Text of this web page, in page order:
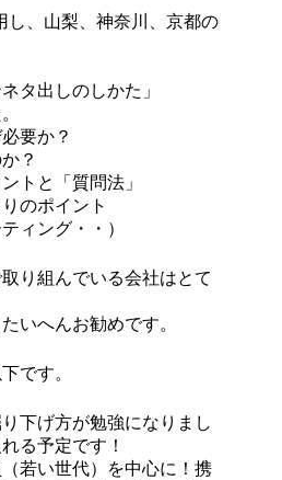
し、山梨、神奈川、京都の
タ出しのしかた」
要か？
？
トと「質問法」
のポイント
ィング・・）
り組んでいる会社はとて
いへんお勧めです。
です。
下げ方が勉強になりまし
る予定です！
若い世代）を中心に！携